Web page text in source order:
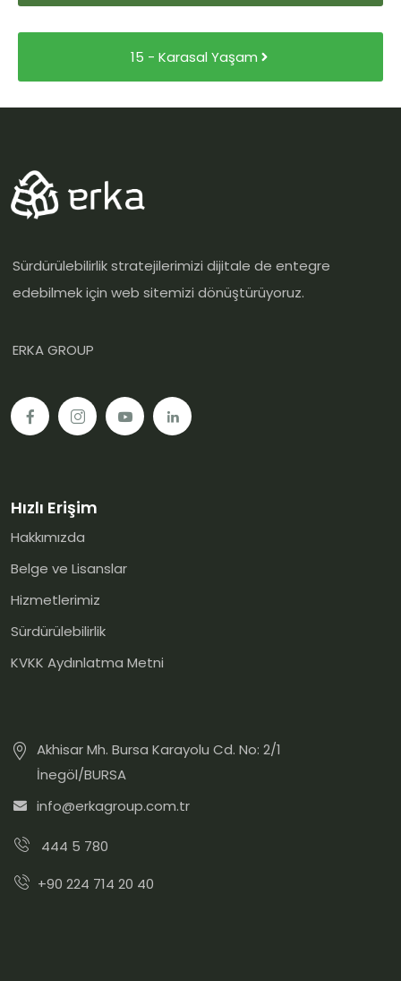
15 - Karasal Yaşam
Sürdürülebilirlik stratejilerimizi dijitale de entegre
edebilmek için web sitemizi dönüştürüyoruz.
ERKA GROUP
Hızlı Erişim
Hakkımızda
Belge ve Lisanslar
Hizmetlerimiz
Sürdürülebilirlik
KVKK Aydınlatma Metni
Akhisar Mh. Bursa Karayolu Cd. No: 2/1
İnegöl/BURSA
info@erkagroup.com.tr
444 5 780
+90 224 714 20 40